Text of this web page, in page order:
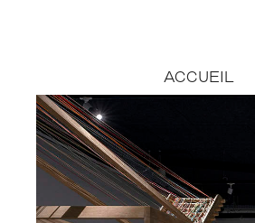
Accueil